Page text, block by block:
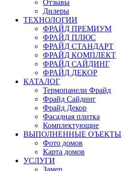
Отзывы
Дилеры
ТЕХНОЛОГИИ
ФРАЙД ПРЕМИУМ
ФРАЙД ПЛЮС
ФРАЙД СТАНДАРТ
ФРАЙД КОМПЛЕКТ
ФРАЙД САЙДИНГ
ФРАЙД ДЕКОР
КАТАЛОГ
Термопанели Фрайд
Фрайд Сайдинг
Фрайд Декор
Фасадная плитка
Комплектующие
ВЫПОЛНЕННЫЕ ОЪЕКТЫ
Фото домов
Карта домов
УСЛУГИ
Замер